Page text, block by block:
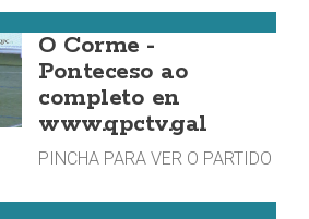
O Corme -
Ponteceso ao
completo en
www.qpctv.gal
PINCHA PARA VER O PARTIDO